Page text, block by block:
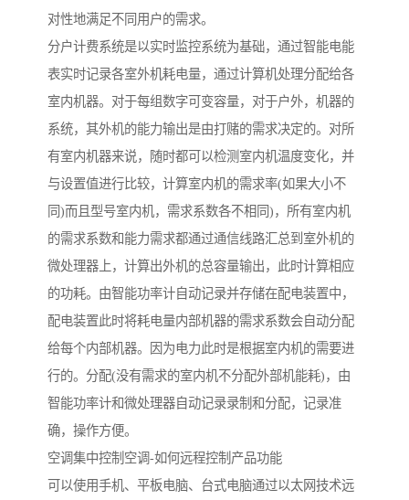
对性地满足不同用户的需求。
分户计费系统是以实时监控系统为基础，通过智能电能
表实时记录各室外机耗电量，通过计算机处理分配给各
室内机器。对于每组数字可变容量，对于户外，机器的
系统，其外机的能力输出是由打赌的需求决定的。对所
有室内机器来说，随时都可以检测室内机温度变化，并
与设置值进行比较，计算室内机的需求率(如果大小不
同)而且型号室内机，需求系数各不相同)，所有室内机
的需求系数和能力需求都通过通信线路汇总到室外机的
微处理器上，计算出外机的总容量输出，此时计算相应
的功耗。由智能功率计自动记录并存储在配电装置中，
配电装置此时将耗电量内部机器的需求系数会自动分配
给每个内部机器。因为电力此时是根据室内机的需要进
行的。分配(没有需求的室内机不分配外部机能耗)，由
智能功率计和微处理器自动记录录制和分配，记录准
确，操作方便。
空调集中控制空调-如何远程控制产品功能
可以使用手机、平板电脑、台式电脑通过以太网技术远